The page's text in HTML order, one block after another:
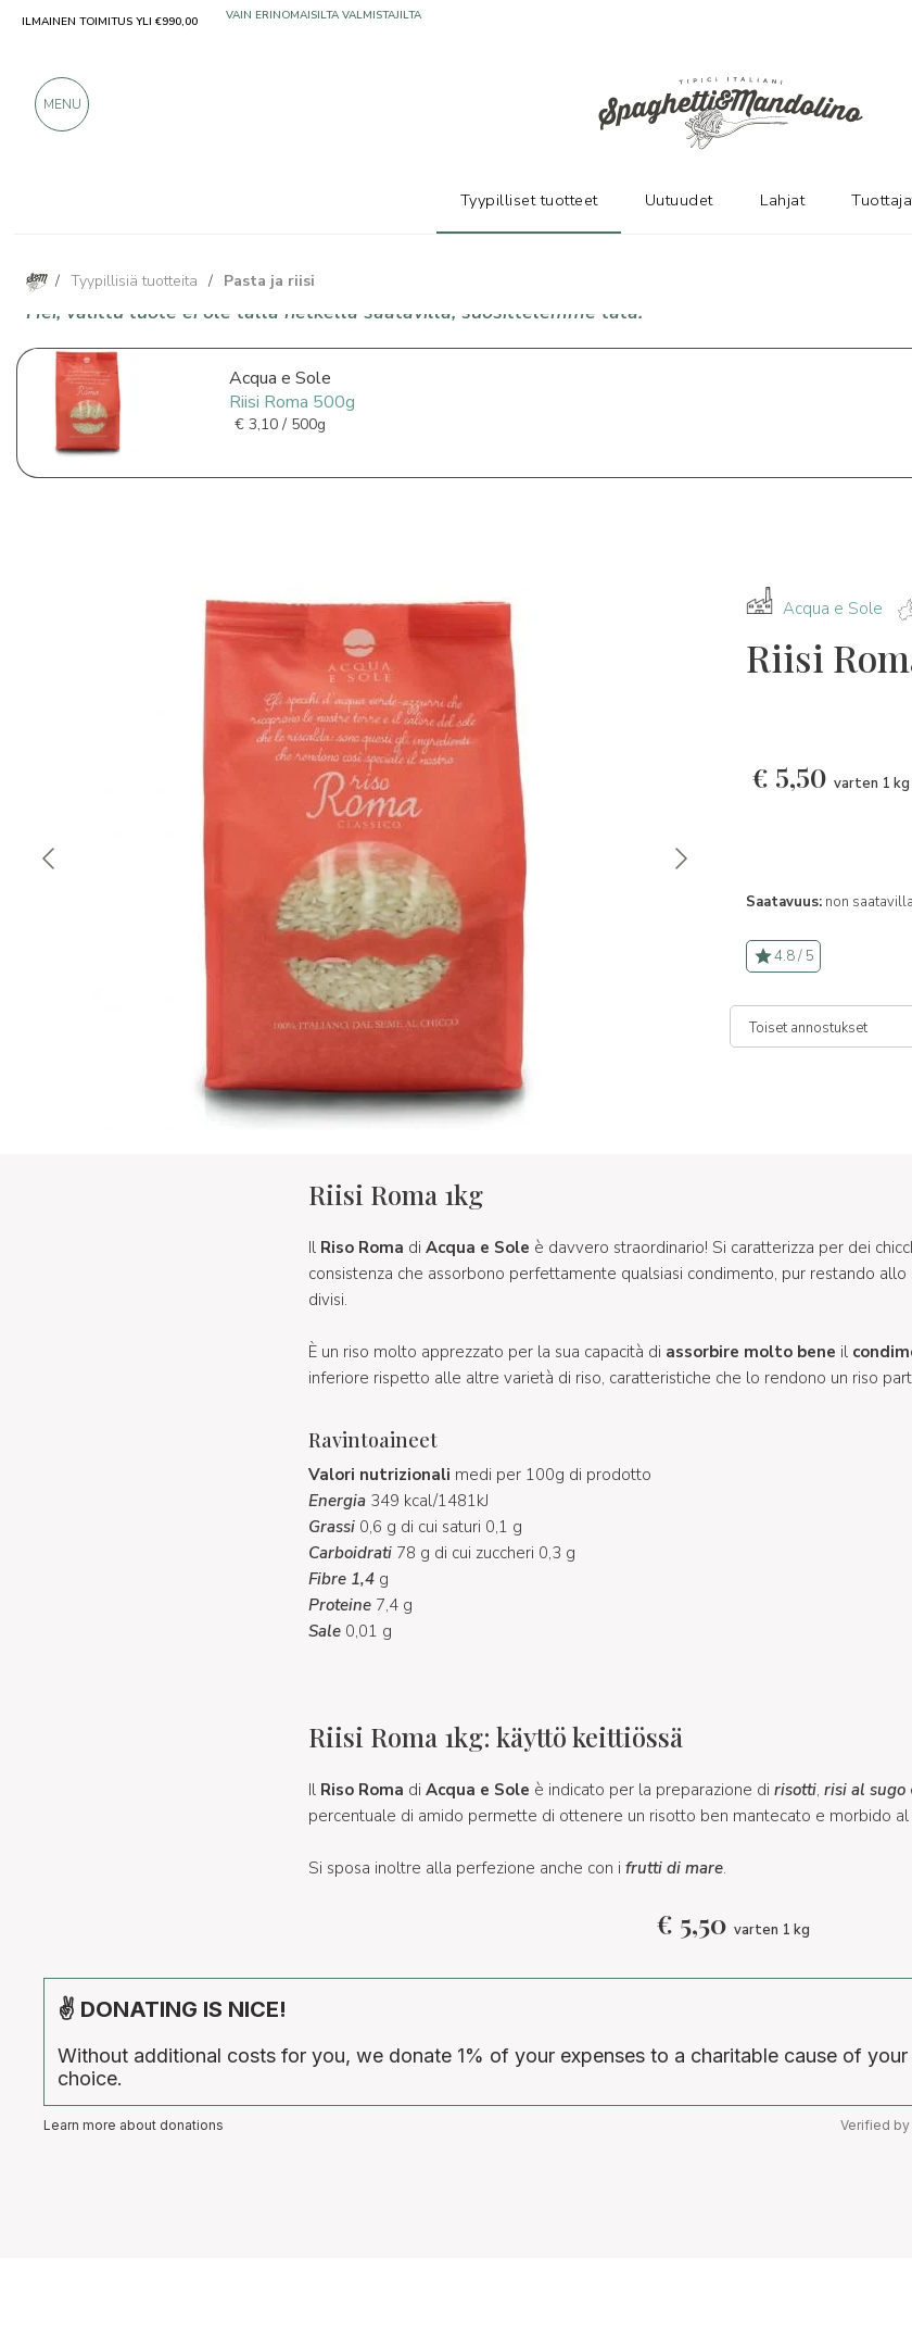
/ Tyypillisiä tuotteita / Pasta ja riisi
Hei, valittu tuote ei ole tällä hetkellä saatavilla, suosittelemme tätä!
Acqua e Sole
Riisi Roma 500g
€ 3,10 / 500g
Acqua e Sole
Riisi
€ 5,50 varten 1 kg
Saatavuus: non saatavilla
4.8 / 5
Riisi Roma 1kg
Il Riso Roma di Acqua e Sole è davvero straordinario! Si caratterizza per dei
consistenza che assorbono perfettamente qualsiasi condimento, pur restando
divisi.
È un riso molto apprezzato per la sua capacità di assorbire molto bene il
inferiore rispetto alle altre varietà di riso, caratteristiche che lo rendono un riso
Ravintoaineet
Valori nutrizionali medi per 100g di prodotto
Energia 349 kcal/1481kJ
Grassi 0,6 g di cui saturi 0,1 g
Carboidrati 78 g di cui zuccheri 0,3 g
Fibre 1,4g
Proteine 7,4 g
Sale 0,01 g
Riisi Roma 1kg: käyttö keittiössä
Il Riso Roma di Acqua e Sole è indicato per la preparazione di risotti, risi al sugo
percentuale di amido permette di ottenere un risotto ben mantecato e morbido al
Si sposa inoltre alla perfezione anche con i frutti di mare.
€ 5,50 varten 1 kg
✌ DONATING IS NICE!
Without additional costs for you, we donate 1% of your expenses to a charitable cause of your
choice.
Learn more about donations Verified by
ILMAINEN TOIMITUS YLI €990,00 VAIN ERINOMAISILTA VALMISTAJILTA
MENU
Tyypilliset tuotteet Uutuudet Lahjat